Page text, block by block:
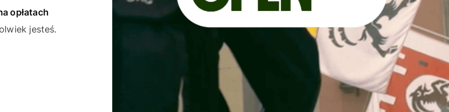
opłatach
jesteś.